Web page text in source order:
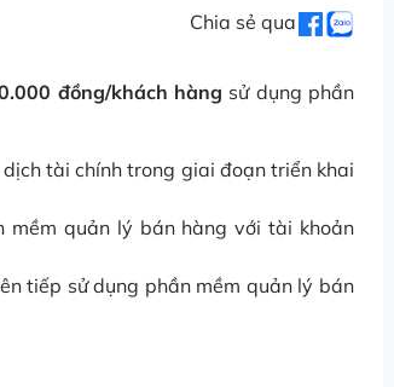
Chia sẻ qua
đồng/khách hàng sử dụng phần
tài chính trong giai đoạn triển khai
mềm quản lý bán hàng với tài khoản
tiếp sử dụng phần mềm quản lý bán